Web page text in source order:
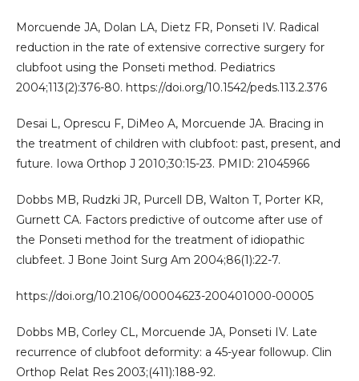
Morcuende JA, Dolan LA, Dietz FR, Ponseti IV. Radical
reduction in the rate of extensive corrective surgery for
clubfoot using the Ponseti method. Pediatrics
2004;113(2):376-80. https://doi.org/10.1542/peds.113.2.376
Desai L, Oprescu F, DiMeo A, Morcuende JA. Bracing in
the treatment of children with clubfoot: past, present, and
future. Iowa Orthop J 2010;30:15-23. PMID: 21045966
Dobbs MB, Rudzki JR, Purcell DB, Walton T, Porter KR,
Gurnett CA. Factors predictive of outcome after use of
the Ponseti method for the treatment of idiopathic
clubfeet. J Bone Joint Surg Am 2004;86(1):22-7.
https://doi.org/10.2106/00004623-200401000-00005
Dobbs MB, Corley CL, Morcuende JA, Ponseti IV. Late
recurrence of clubfoot deformity: a 45-year followup. Clin
Orthop Relat Res 2003;(411):188-92.